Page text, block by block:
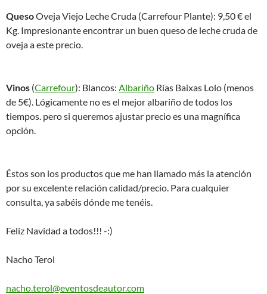
QuesoOveja Viejo Leche Cruda (Carrefour Plante): 9,50 € el
Kg. Impresionante encontrar un buen queso de leche cruda de
oveja a este precio.
Vinos (Carrefour): Blancos: Albariño Rías Baixas Lolo (menos
de 5€). Lógicamente no es el mejor albariño de todos los
tiempos. pero si queremos ajustar precio es una magnífica
opción.
Éstos son los productos que me han llamado más la atención
por su excelente relación calidad/precio. Para cualquier
consulta, ya sabéis dónde me tenéis.
Feliz Navidad a todos!!! -:)
Nacho Terol
nacho.terol@eventosdeautor.com